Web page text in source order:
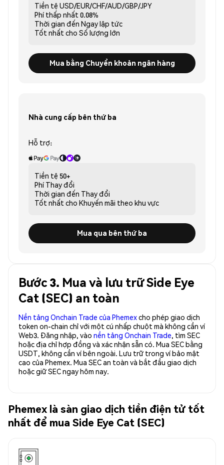
Tiền tệ USD/EUR/CHF/AUD/GBP/JPY
Phí thấp nhất 0.08%
Thời gian đến Ngay lập tức
Tốt nhất cho Số lượng lớn
Mua bằng Chuyển khoản ngân hàng
Nhà cung cấp bên thứ ba
Hỗ trợ:
Tiền tệ 50+
Phí Thay đổi
Thời gian đến Thay đổi
Tốt nhất cho Khuyến mãi theo khu vực
Mua qua bên thứ ba
Bước 3. Mua và lưu trữ Side Eye
Cat (SEC) an toàn
Nền tảng Onchain Trade của Phemexcho phép giao dịch
token on-chain chỉ với một cú nhấp chuột mà không cần ví
Web3. Đăng nhập, vào nền tảng Onchain Trade, tìm SEC
hoặc địa chỉ hợp đồng và xác nhận sẵn có. Mua SEC bằng
USDT, không cần ví bên ngoài. Lưu trữ trong ví bảo mật
cao của Phemex. Mua SEC an toàn và bắt đầu giao dịch
hoặc giữ SEC ngay hôm nay.
Phemex là sàn giao dịch tiền điện tử tốt
nhất để mua Side Eye Cat (SEC)